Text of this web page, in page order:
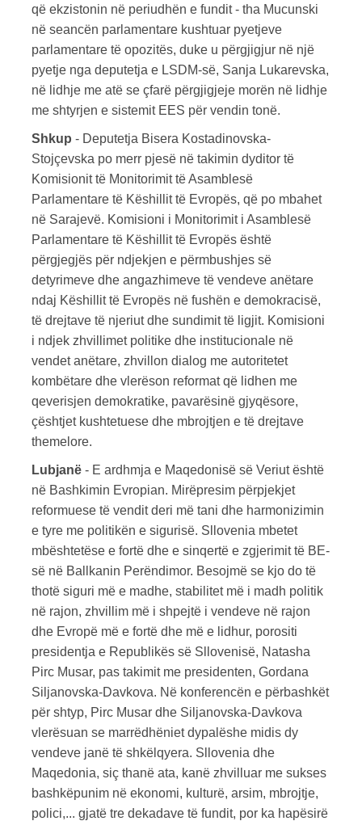
që ekzistonin në periudhën e fundit - tha Mucunski
në seancën parlamentare kushtuar pyetjeve
parlamentare të opozitës, duke u përgjigjur në një
pyetje nga deputetja e LSDM-së, Sanja Lukarevska,
në lidhje me atë se çfarë përgjigjeje morën në lidhje
me shtyrjen e sistemit EES për vendin tonë.
Shkup - Deputetja Bisera Kostadinovska-
Stojçevska po merr pjesë në takimin dyditor të
Komisionit të Monitorimit të Asamblesë
Parlamentare të Këshillit të Evropës, që po mbahet
në Sarajevë. Komisioni i Monitorimit i Asamblesë
Parlamentare të Këshillit të Evropës është
përgjegjës për ndjekjen e përmbushjes së
detyrimeve dhe angazhimeve të vendeve anëtare
ndaj Këshillit të Evropës në fushën e demokracisë,
të drejtave të njeriut dhe sundimit të ligjit. Komisioni
i ndjek zhvillimet politike dhe institucionale në
vendet anëtare, zhvillon dialog me autoritetet
kombëtare dhe vlerëson reformat që lidhen me
qeverisjen demokratike, pavarësinë gjyqësore,
çështjet kushtetuese dhe mbrojtjen e të drejtave
themelore.
Lubjanë - E ardhmja e Maqedonisë së Veriut është
në Bashkimin Evropian. Mirëpresim përpjekjet
reformuese të vendit deri më tani dhe harmonizimin
e tyre me politikën e sigurisë. Sllovenia mbetet
mbështetëse e fortë dhe e sinqertë e zgjerimit të BE-
së në Ballkanin Perëndimor. Besojmë se kjo do të
thotë siguri më e madhe, stabilitet më i madh politik
në rajon, zhvillim më i shpejtë i vendeve në rajon
dhe Evropë më e fortë dhe më e lidhur, porositi
presidentja e Republikës së Sllovenisë, Natasha
Pirc Musar, pas takimit me presidenten, Gordana
Siljanovska-Davkova. Në konferencën e përbashkët
për shtyp, Pirc Musar dhe Siljanovska-Davkova
vlerësuan se marrëdhëniet dypalëshe midis dy
vendeve janë të shkëlqyera. Sllovenia dhe
Maqedonia, siç thanë ata, kanë zhvilluar me sukses
bashkëpunim në ekonomi, kulturë, arsim, mbrojtje,
polici,... gjatë tre dekadave të fundit, por ka hapësirë